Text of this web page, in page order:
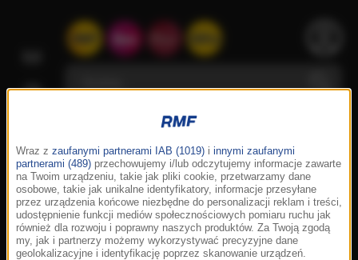
Wraz z zaufanymi partnerami IAB (1019) i innymi zaufanymi
partnerami (489) przechowujemy i/lub odczytujemy informacje zawarte
na Twoim urządzeniu, takie jak pliki cookie, przetwarzamy dane
osobowe, takie jak unikalne identyfikatory, informacje przesyłane
przez urządzenia końcowe niezbędne do personalizacji reklam i treści,
udostępnienie funkcji mediów społecznościowych pomiaru ruchu jak
również dla rozwoju i poprawny naszych produktów. Za Twoją zgodą
my, jak i partnerzy możemy wykorzystywać precyzyjne dane
geolokalizacyjne i identyfikację poprzez skanowanie urządzeń.